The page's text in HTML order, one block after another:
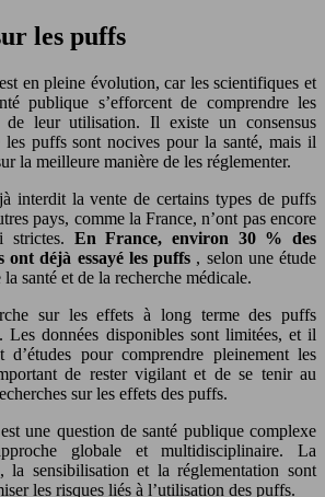
les puffs
en pleine évolution, car les scientifiques et
publique s’efforcent de comprendre les
leur utilisation. Il existe un consensus
puffs sont nocives pour la santé, mais il
la meilleure manière de les réglementer.
interdit la vente de certains types de puffs
pays, comme la France, n’ont pas encore
strictes. En France, environ 30 % des
ont déjà essayé les puffs , selon une étude
santé et de la recherche médicale.
sur les effets à long terme des puffs
Les données disponibles sont limitées, et il
pour comprendre pleinement les
de rester vigilant et de se tenir au
sur les effets des puffs.
une question de santé publique complexe
globale et multidisciplinaire. La
la sensibilisation et la réglementation sont
les risques liés à l’utilisation des puffs.